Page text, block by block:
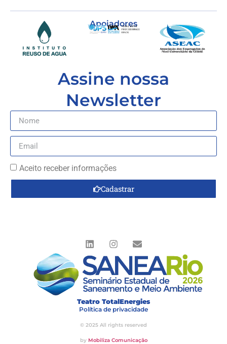
Apoiadores
Assine nossa
Newsletter
Aceito receber informações
Cadastrar
Teatro TotalEnergies
Política de privacidade
© 2025 All rights reserved
by Mobiliza Comunicação